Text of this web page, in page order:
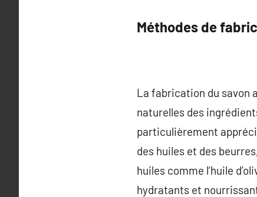
Méthodes de
La fabrication du savon
naturelles des
particulièrement
des huiles et des
huiles comme l’huile
hydratants et